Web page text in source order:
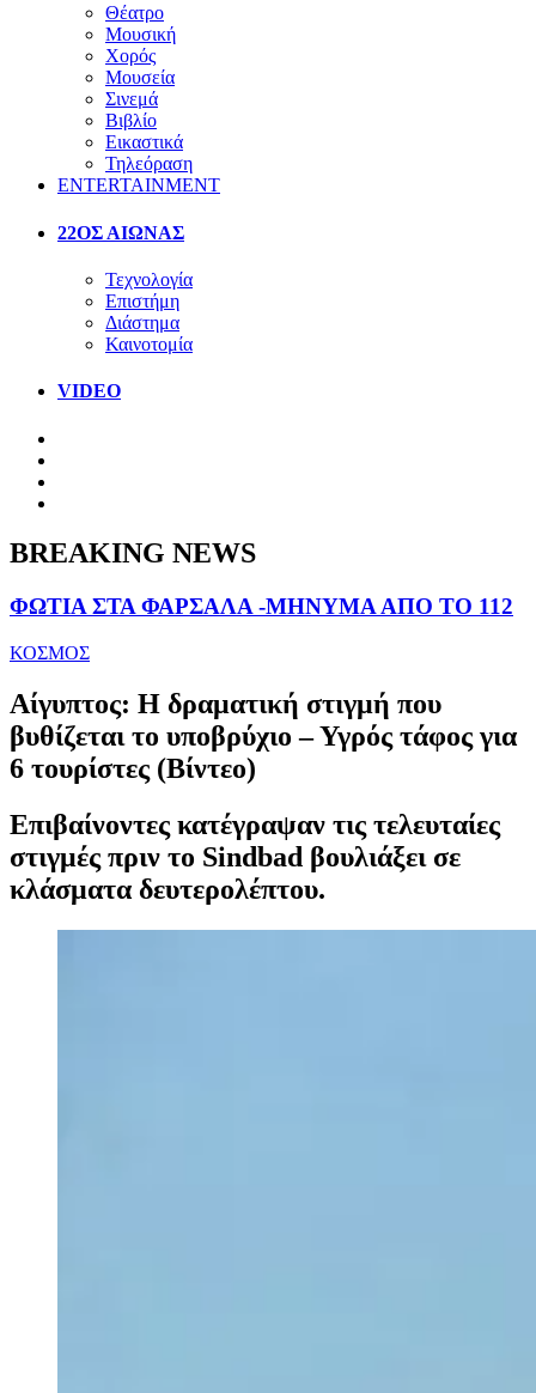
Θέατρο
Μουσική
Χορός
Μουσεία
Σινεμά
Βιβλίο
Εικαστικά
Τηλεόραση
ENTERTAINMENT
22ΟΣ ΑΙΩΝΑΣ
Τεχνολογία
Επιστήμη
Διάστημα
Καινοτομία
VIDEO
BREAKING NEWS
ΦΩΤΙΑ ΣΤΑ ΦΑΡΣΑΛΑ -ΜΗΝΥΜΑ ΑΠΟ ΤΟ 112
ΚΟΣΜΟΣ
Αίγυπτος: Η δραματική στιγμή που
βυθίζεται το υποβρύχιο – Υγρός τάφος για
6 τουρίστες (Βίντεο)
Επιβαίνοντες κατέγραψαν τις τελευταίες
στιγμές πριν το Sindbad βουλιάξει σε
κλάσματα δευτερολέπτου.